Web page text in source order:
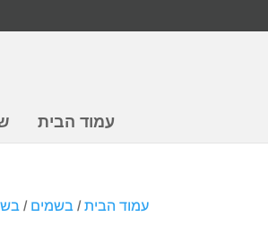
עמוד הבית
עמוד הבית/ בשמים /